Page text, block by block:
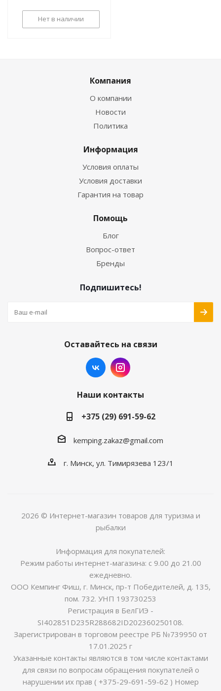
Нет в наличии
Компания
О компании
Новости
Политика
Информация
Условия оплаты
Условия доставки
Гарантия на товар
Помощь
Блог
Вопрос-ответ
Бренды
Подпишитесь!
Оставайтесь на связи
Наши контакты
+375 (29) 691-59-62
kemping.zakaz@gmail.com
г. Минск, ул. Тимирязева 123/1
2026 © Интернет-магазин товаров для туризма и
рыбалки
Информация для покупателей:
Режим работы интернет-магазина: с 9.00 до 21.00
ежедневно.
ООО Кемпинг Фиш, г. Минск, пр-т Победителей, д. 135,
пом. 732. УНП 193730253
Регистрация в БелГИЭ -
SI402851D235R288682ID202360250108.
Зарегистрирован в торговом реестре РБ №739950 от
17.01.2025 г
Указанные контакты являются в том числе контактами
для связи по вопросам обращения покупателей о
нарушении их прав ( +375-29-691-59-62 ) Номер